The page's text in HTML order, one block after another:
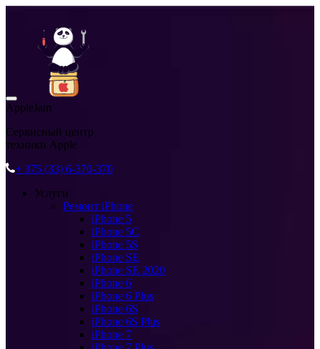
AppleJam
Сервисный центр
техники Apple
+ 375 (33) 6-370-370
Услуги
Ремонт iPhone
iPhone 5
iPhone 5C
iPhone 5S
iPhone SE
iPhone SE 2020
iPhone 6
iPhone 6 Plus
iPhone 6S
iPhone 6S Plus
iPhone 7